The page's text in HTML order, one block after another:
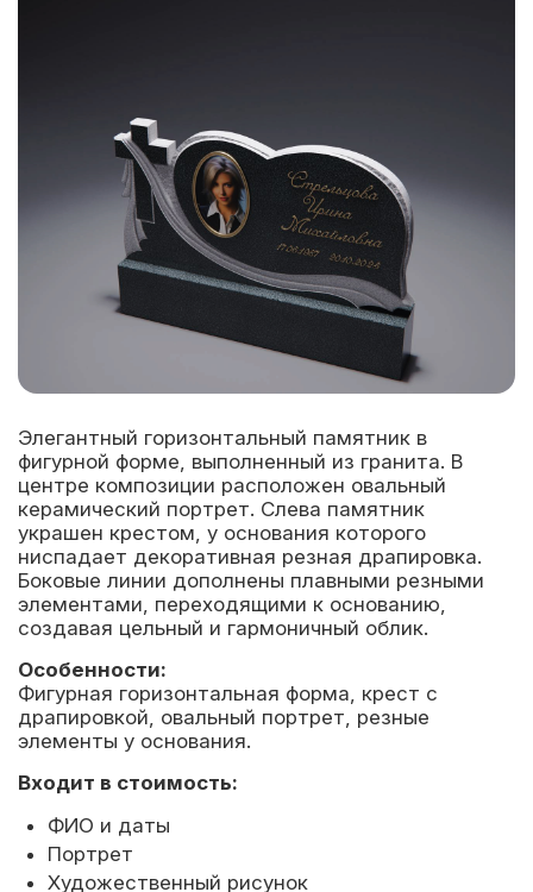
Элегантный горизонтальный памятник в
фигурной форме, выполненный из гранита. В
центре композиции расположен овальный
керамический портрет. Слева памятник
украшен крестом, у основания которого
ниспадает декоративная резная драпировка.
Боковые линии дополнены плавными резными
элементами, переходящими к основанию,
создавая цельный и гармоничный облик.
Особенности:
Фигурная горизонтальная форма, крест с
драпировкой, овальный портрет, резные
элементы у основания.
Входит в стоимость:
ФИО и даты
Портрет
Художественный рисунок